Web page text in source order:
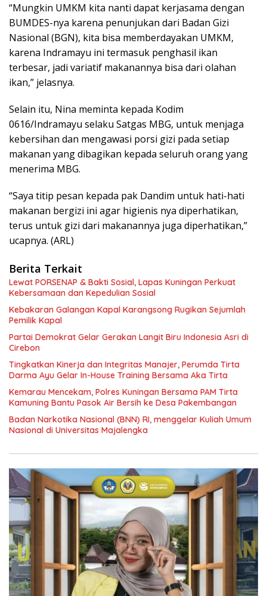
“Mungkin UMKM kita nanti dapat kerjasama dengan
BUMDES-nya karena penunjukan dari Badan Gizi
Nasional (BGN), kita bisa memberdayakan UMKM,
karena Indramayu ini termasuk penghasil ikan
terbesar, jadi variatif makanannya bisa dari olahan
ikan,” jelasnya.
Selain itu, Nina meminta kepada Kodim
0616/Indramayu selaku Satgas MBG, untuk menjaga
kebersihan dan mengawasi porsi gizi pada setiap
makanan yang dibagikan kepada seluruh orang yang
menerima MBG.
“Saya titip pesan kepada pak Dandim untuk hati-hati
makanan bergizi ini agar higienis nya diperhatikan,
terus untuk gizi dari makanannya juga diperhatikan,”
ucapnya. (ARL)
Berita Terkait
Lewat PORSENAP & Bakti Sosial, Lapas Kuningan Perkuat
Kebersamaan dan Kepedulian Sosial
Kebakaran Galangan Kapal Karangsong Rugikan Sejumlah
Pemilik Kapal
Partai Demokrat Gelar Gerakan Langit Biru Indonesia Asri di
Cirebon
‎Tingkatkan Kinerja dan Integritas Manajer, Perumda Tirta
Darma Ayu Gelar In-House Training Bersama Aka Tirta ‎
Kemarau Mencekam, Polres Kuningan Bersama PAM Tirta
Kamuning Bantu Pasok Air Bersih ke Desa Pakembangan
Badan Narkotika Nasional (BNN) RI, menggelar Kuliah Umum
Nasional di Universitas Majalengka